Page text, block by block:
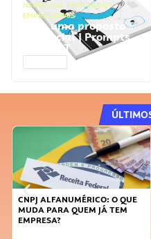
NEGÓCIOS, PROCESSOS
EMPRESARIAIS
Faça uma proposta
comercial | Prompts
ChatGPT
CNPJ ALFANUMÉRICO: O QUE
MUDA PARA QUEM JÁ TEM
EMPRESA?